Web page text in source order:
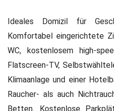
Ideales Domizil für
Komfortabel eingerichtete
WC, kostenlosem high-
Flatscreen-TV,
Klimaanlage und einer
Raucher- als auch
Betten. Kostenlose